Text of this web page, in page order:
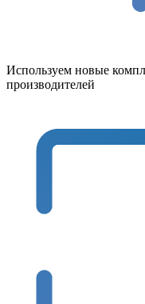
Используем новые
производителей